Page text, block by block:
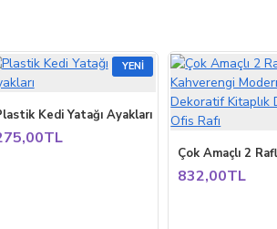
YENI
Kedi Yatağı Ayakları
832,00TL